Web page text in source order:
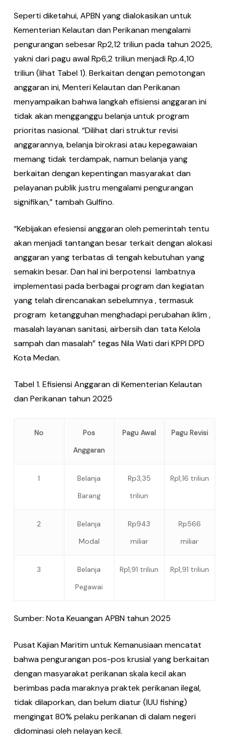
Seperti diketahui, APBN yang dialokasikan untuk
Kementerian Kelautan dan Perikanan mengalami
pengurangan sebesar Rp2,12 triliun pada tahun 2025,
yakni dari pagu awal Rp6,2 triliun menjadi Rp.4,10
triliun (lihat Tabel 1). Berkaitan dengan pemotongan
anggaran ini, Menteri Kelautan dan Perikanan
menyampaikan bahwa langkah efisiensi anggaran ini
tidak akan mengganggu belanja untuk program
prioritas nasional. “Dilihat dari struktur revisi
anggarannya, belanja birokrasi atau kepegawaian
memang tidak terdampak, namun belanja yang
berkaitan dengan kepentingan masyarakat dan
pelayanan publik justru mengalami pengurangan
signifikan,” tambah Gulfino.
“Kebijakan efesiensi anggaran oleh pemerintah tentu
akan menjadi tantangan besar terkait dengan alokasi
anggaran yang terbatas di tengah kebutuhan yang
semakin besar. Dan hal ini berpotensi lambatnya
implementasi pada berbagai program dan kegiatan
yang telah direncanakan sebelumnya , termasuk
program ketangguhan menghadapi perubahan iklim ,
masalah layanan sanitasi, airbersih dan tata Kelola
sampah dan masalah” tegas Nila Wati dari KPPI DPD
Kota Medan.
Tabel 1. Efisiensi Anggaran di Kementerian Kelautan
dan Perikanan tahun 2025
No
Pos
Anggaran
Pagu Awal Pagu Revisi
1
Belanja
Barang
Rp3,35
triliun
Rp1,16 triliun
2
Belanja
Modal
Rp943
miliar
Rp566
miliar
3
Belanja
Pegawai
Rp1,91 triliun Rp1,91 triliun
Sumber: Nota Keuangan APBN tahun 2025
Pusat Kajian Maritim untuk Kemanusiaan mencatat
bahwa pengurangan pos-pos krusial yang berkaitan
dengan masyarakat perikanan skala kecil akan
berimbas pada maraknya praktek perikanan ilegal,
tidak dilaporkan, dan belum diatur (IUU fishing)
mengingat 80% pelaku perikanan di dalam negeri
didominasi oleh nelayan kecil.